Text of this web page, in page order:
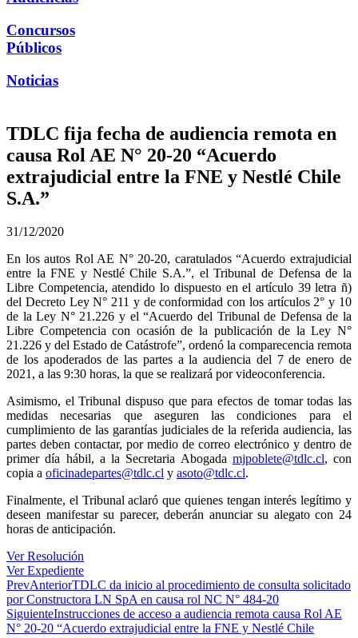
Concursos
Públicos
Noticias
TDLC fija fecha de audiencia remota en
causa Rol AE N° 20-20 “Acuerdo
extrajudicial entre la FNE y Nestlé Chile
S.A.”
31/12/2020
En los autos Rol AE N° 20-20, caratulados “Acuerdo extrajudicial
entre la FNE y Nestlé Chile S.A.”, el Tribunal de Defensa de la
Libre Competencia, atendido lo dispuesto en el artículo 39 letra ñ)
del Decreto Ley N° 211 y de conformidad con los artículos 2° y 10
de la Ley N° 21.226 y el “Acuerdo del Tribunal de Defensa de la
Libre Competencia con ocasión de la publicación de la Ley N°
21.226 y del Estado de Catástrofe”, ordenó la comparecencia remota
de los apoderados de las partes a la audiencia del 7 de enero de
2021, a las 9:30 horas, la que se realizará por videoconferencia.
Asimismo, el Tribunal dispuso que para efectos de tomar todas las
medidas necesarias que aseguren las condiciones para el
cumplimiento de las garantías judiciales de la referida audiencia, las
partes deben contactar, por medio de correo electrónico y dentro de
primer día hábil, a la Secretaria Abogada mjpoblete@tdlc.cl, con
copia a oficinadepartes@tdlc.cl y asoto@tdlc.cl.
Finalmente, el Tribunal aclaró que quienes tengan interés legítimo y
deseen manifestar su parecer, deberán anunciar su alegato con 24
horas de anticipación.
Ver Resolución
Ver Expediente
PrevAnteriorTDLC da inicio al procedimiento de consulta solicitado
por Constructora LN SpA en causa rol NC N° 484-20
SiguienteInstrucciones de acceso a audiencia remota causa Rol AE
N° 20-20 “Acuerdo extrajudicial entre la FNE y Nestlé Chile